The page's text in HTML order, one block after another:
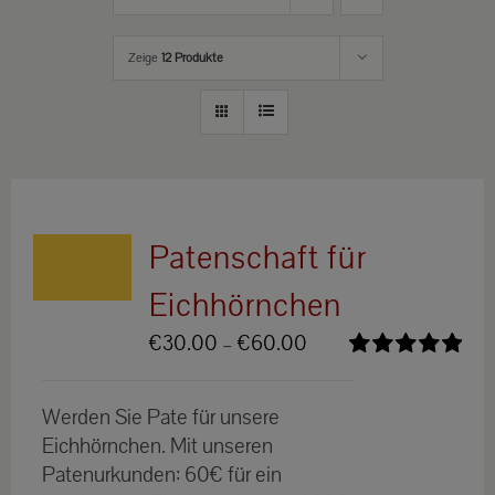
Zeige 12 Produkte
Patenschaft für
Eichhörnchen
€30.00 – €60.00Preisspanne:
Werden Sie Pate für unsere
Eichhörnchen. Mit unseren
Patenurkunden: 60€ für ein